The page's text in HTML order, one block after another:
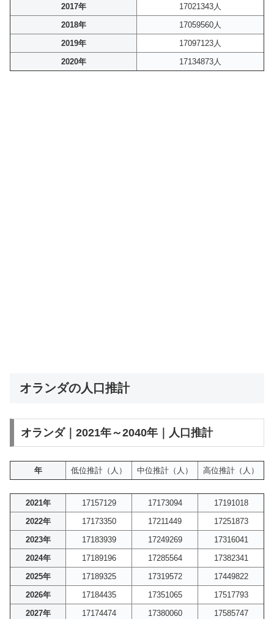
2017年
17021343人
2018年
17059560人
2019年
17097123人
2020年
17134873人
オランダの人口推計
オランダ｜2021年～2040年｜人口推計
年 低位推計（人） 中位推計（人） 高位推計（人）
2021年 17157129 17173094
17191018
2022年
17173350 17211449
17251873
2023年
17183939 17249269
17316041
2024年
17189196 17285564
17382341
2025年
17189325 17319572
17449822
2026年
17184435 17351065
17517793
2027年
17174474 17380060
17585747